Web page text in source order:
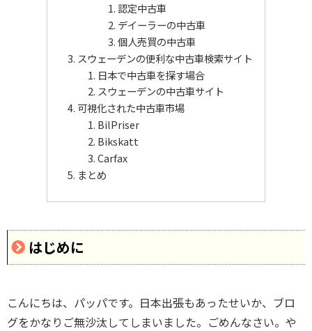
認定中古車
デイーラーの中古車
個人売買の中古車
スウェーデンの便利な中古車検索サイト
日本で中古車を探す場合
スウェーデンの中古車サイト
可視化された中古車市場
BilPriser
Bikskatt
Carfax
まとめ
はじめに
こんにちは、パッパです。日本出張もあったせいか、ブロ
グをかなりご無沙汰してしまいました。ごめんなさい。や